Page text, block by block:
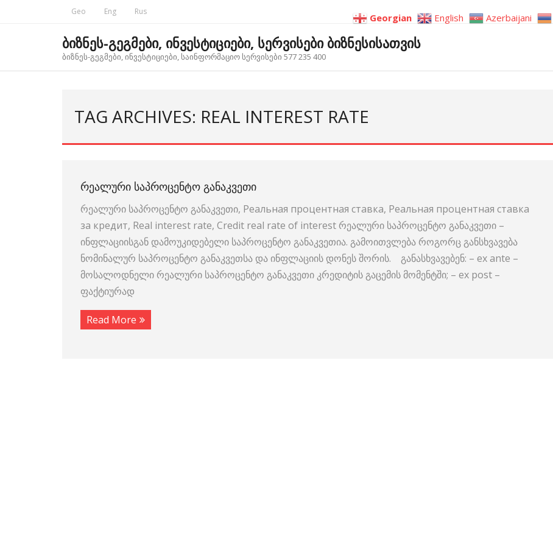
Geo Eng Rus
ბიზნეს-გეგმები, ინვესტიციები, სერვისები ბიზნესისათვის
ბიზნეს-გეგმები, ინვესტიციები, საინფორმაციო სერვისები 577 235 400
TAG ARCHIVES: REAL INTEREST RATE
ᲠᲔᲐᲚᲣᲠᲘ ᲡᲐᲞᲠᲝᲪᲔᲜᲢᲝ ᲒᲐᲜᲐᲙᲕᲔᲗᲘ
რეალური საპროცენტო განაკვეთი, Реальная процентная ставка, Реальная процентная ставка
за кредит, Real interest rate, Credit real rate of interest რეალური საპროცენტო განაკვეთი –
ინფლაციისგან დამოუკიდებელი საპროცენტო განაკვეთია. გამოითვლება როგორც განსხვავება
ნომინალურ საპროცენტო განაკვეთსა და ინფლაციის დონეს შორის. განასხვავებენ: – ex ante –
მოსალოდნელი რეალური საპროცენტო განაკვეთი კრედიტის გაცემის მომენტში; – ex post –
ფაქტიურად
Read More
Georgian English Azerbaijani